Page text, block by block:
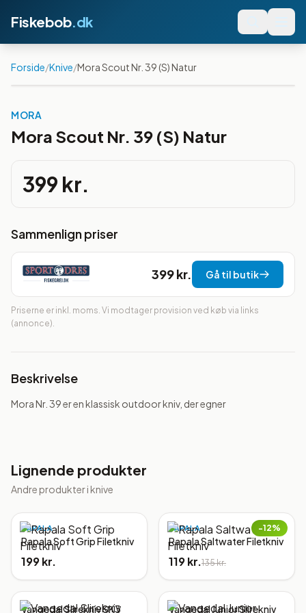
Fiskebob.dk
Forside/Knive/Mora Scout Nr. 39 (S) Natur
MORA
Mora Scout Nr. 39 (S) Natur
399 kr.
Sammenlign priser
399 kr. Gå til butik
Priserne er inkl. moms. Vi modtager provision ved køb via links
(annonce).
Beskrivelse
Mora Nr. 39 er en klassisk outdoor kniv, der egner
Lignende produkter
Andre produkter i knive
RAPALA
Rapala Soft Grip Filetkniv
199 kr.
−12%
RAPALA
Rapala Saltwater Filetkniv
119 kr.135 kr.
Vangedal Slirekniv SK3 Vangedal Junior Slirekniv